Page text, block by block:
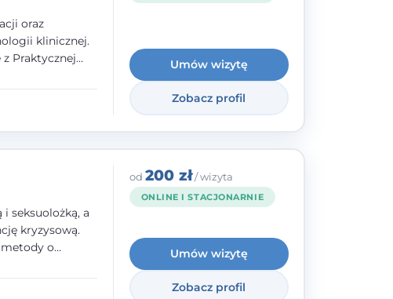
oraz
klinicznej.
Praktycznej
w
oraz
także jestem
Umów wizytę
Zobacz profil
seksuolożką, a
kryzysową.
metody o
od 200 zł/ wizyta
ONLINE I STACJONARNIE
Umów wizytę
Zobacz profil